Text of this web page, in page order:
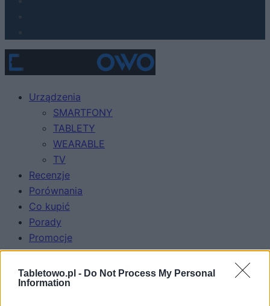
Tabletowo.pl - Do Not Process My Personal
Information
Urządzenia
SMARTFONY
TABLETY
WEARABLE
TV
Recenzje
Porównania
Co kupić
Porady
Promocje
FinTech
Hardware PC
Moto